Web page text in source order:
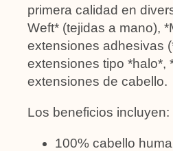
primera calidad en
Weft* (tejidas a mano),
extensiones adhesivas
extensiones tipo *halo*,
extensiones de cabello.
Los beneficios incluyen:
100% cabello